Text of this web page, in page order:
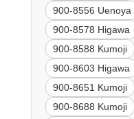
900-8556 Uenoya
900-8578 Higawa
900-8588 Kumoji
900-8603 Higawa
900-8651 Kumoji
900-8688 Kumoji